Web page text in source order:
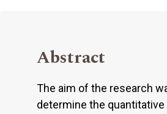
Abstract
The aim of the research
determine the quantitative